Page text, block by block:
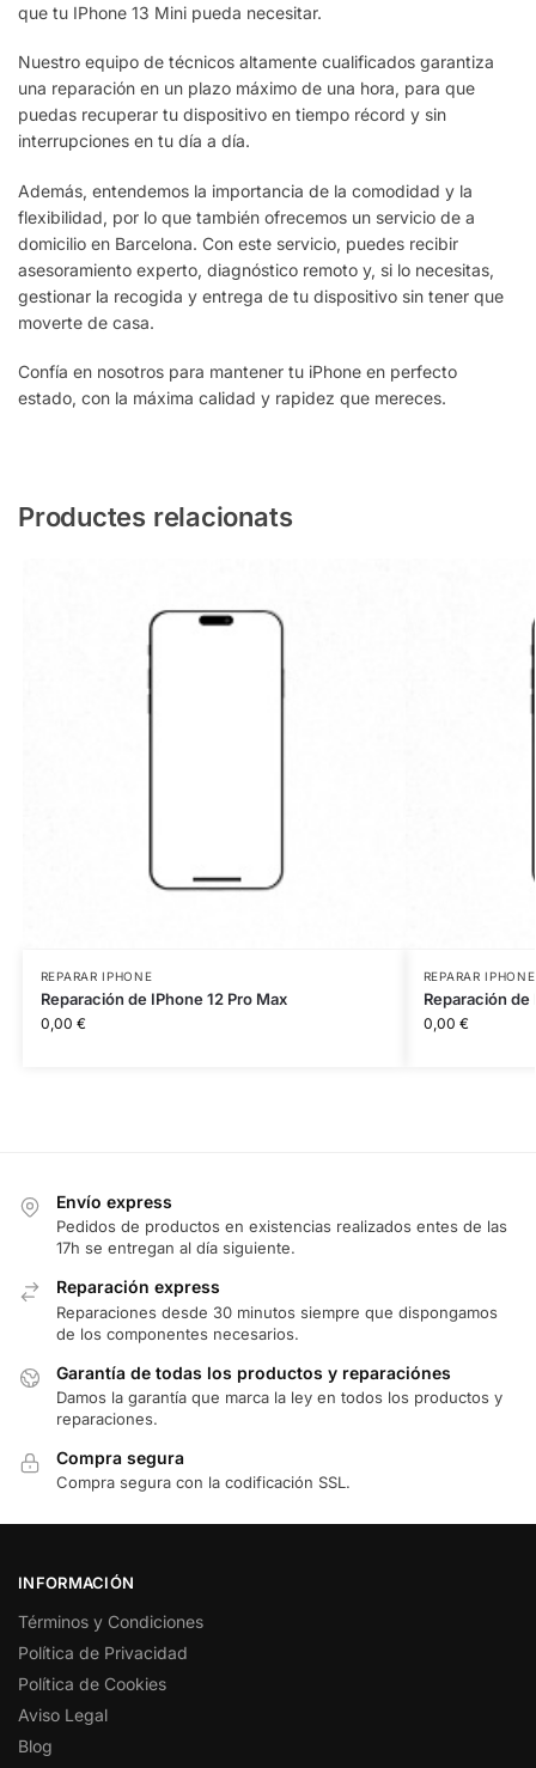
que tu IPhone 13 Mini pueda necesitar.
Nuestro equipo de técnicos altamente cualificados garantiza
una reparación en un plazo máximo de una hora, para que
puedas recuperar tu dispositivo en tiempo récord y sin
interrupciones en tu día a día.
Además, entendemos la importancia de la comodidad y la
flexibilidad, por lo que también ofrecemos un servicio de a
domicilio en Barcelona. Con este servicio, puedes recibir
asesoramiento experto, diagnóstico remoto y, si lo necesitas,
gestionar la recogida y entrega de tu dispositivo sin tener que
moverte de casa.
Confía en nosotros para mantener tu iPhone en perfecto
estado, con la máxima calidad y rapidez que mereces.
Productes relacionats
REPARAR IPHONE
Reparación de IPhone 12 Pro Max
0,00 €
REPARAR IPHONE
Reparación de
0,00 €
Envío express
Pedidos de productos en existencias realizados entes de las
17h se entregan al día siguiente.
Reparación express
Reparaciones desde 30 minutos siempre que dispongamos
de los componentes necesarios.
Garantía de todas los productos y reparaciónes
Damos la garantía que marca la ley en todos los productos y
reparaciones.
Compra segura
Compra segura con la codificación SSL.
INFORMACIÓN
Términos y Condiciones
Política de Privacidad
Política de Cookies
Aviso Legal
Blog